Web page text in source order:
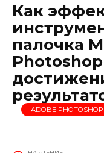
Как
палочка
ADOBE PHOTOSHOP